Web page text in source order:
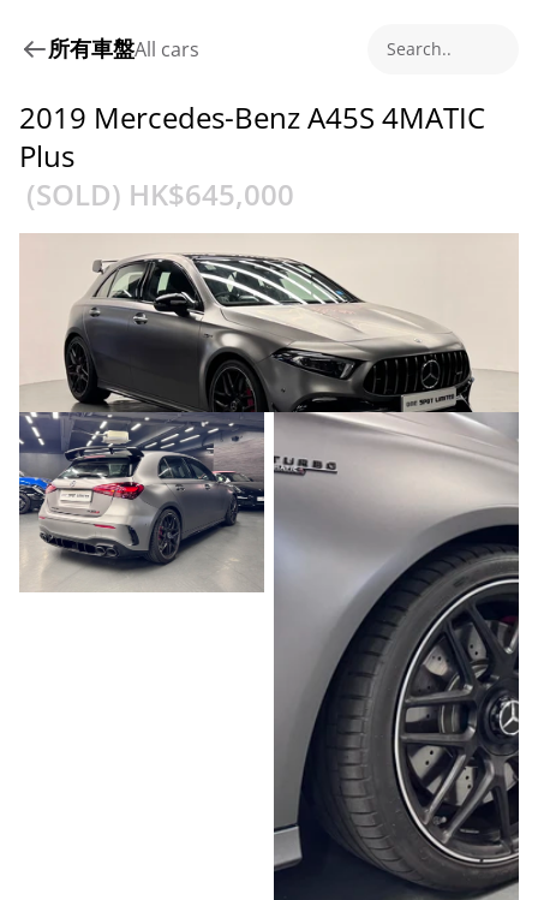
所有車盤All cars Search..
2019 Mercedes-Benz A45S 4MATIC
Plus
(SOLD) HK$645,000